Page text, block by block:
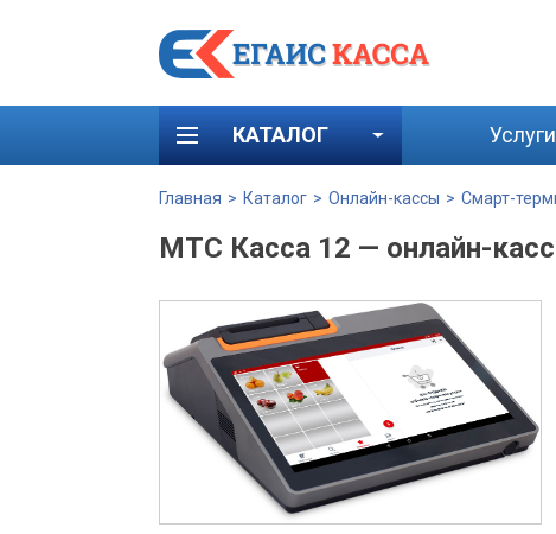
КАТАЛОГ Услуги
Главная > Каталог > Онлайн-кассы > Смарт-
МТС Касса 12 — онлайн-